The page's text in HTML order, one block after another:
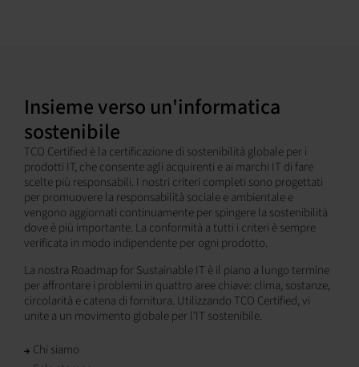
Insieme verso un'informatica
sostenibile
TCO Certified è la certificazione di sostenibilità globale per i
prodotti IT, che consente agli acquirenti e ai marchi IT di fare
scelte più responsabili. I nostri criteri completi sono progettati
per promuovere la responsabilità sociale e ambientale e
vengono aggiornati continuamente per spingere la sostenibilità
dove è più importante. La conformità a tutti i criteri è sempre
verificata in modo indipendente per ogni prodotto.
La nostra Roadmap for Sustainable IT è il piano a lungo termine
per affrontare i problemi in quattro aree chiave: clima, sostanze,
circolarità e catena di fornitura. Utilizzando TCO Certified, vi
unite a un movimento globale per l'IT sostenibile.
Chi siamo